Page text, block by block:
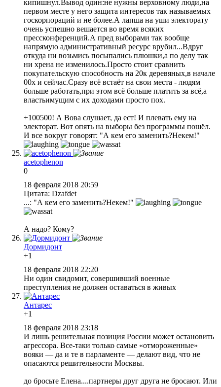
кипишнул.Вывод один:не нужны верховному люди,на
первом месте у него защита интересов так называемых
госкорпораций и не более.А лапша на уши электорату
очень успешно вешается во время всяких
прессконференций.А пред выборами так вообще
напрямую административный ресурс врубил...Вдруг
откуда ни возьмись посыпались плюшки,а по делу так
ни хрена не изменилось.Просто стоит сравнить
покупательскую способность на 20к деревяных,в начале
00х и сейчас.Сразу всё встаёт на свои места - людям
больше работать,при этом всё больше платить за всё,а
властьимущим с их доходами просто пох.
+100500! А Вова слушает, да ест! И плевать ему на
электорат. Вот опять на выборы без программы пошёл.
И все вокруг говорят: "А кем его заменить?Некем!"
acetophenon
0
18 февраля 2018 20:59
Цитата: Dzafdet
...: "А кем его заменить?Некем!"
А надо? Кому?
Дормидонт
+1
18 февраля 2018 22:20
Ни один свидомит, совершивший военные
преступления не должен оставаться в живых
Антарес
+1
18 февраля 2018 23:18
И лишь решительная позиция России может остановить
агрессора. Все-таки только самые «отмороженные»
вояки — да и те в парламенте — делают вид, что не
опасаются решительности Москвы.
до бросьте Елена....партнеры друг друга не бросают. Или